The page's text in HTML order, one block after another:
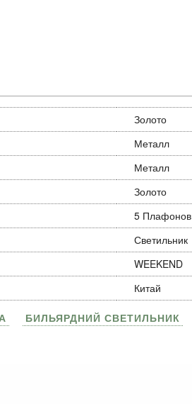
Золото
Металл
Металл
Золото
5 Плафонов
Светильник
WEEKEND
Китай
БИЛЬЯРДНИЙ СВЕТИЛЬНИК